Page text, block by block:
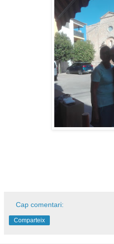
Cap comentari:
Comparteix